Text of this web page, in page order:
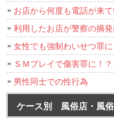
お店から何度も電話が来
利用したお店が警察の摘
女性でも強制わいせつ罪に
ＳＭプレイで傷害罪に！？
男性同士での性行為
ケース別 風俗店・風